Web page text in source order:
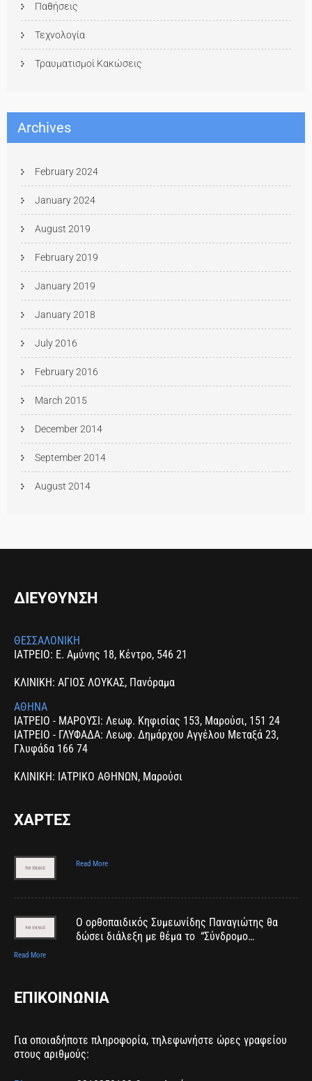
Παθήσεις
Τεχνολογία
Τραυματισμοί Κακώσεις
Archives
February 2024
January 2024
August 2019
February 2019
January 2019
January 2018
July 2016
February 2016
March 2015
December 2014
September 2014
August 2014
ΔΙΕΥΘΥΝΣΗ
ΘΕΣΣΑΛΟΝΙΚΗ
ΙΑΤΡΕΙΟ: Ε. Αμύνης 18, Κέντρο, 546 21
ΚΛΙΝΙΚΗ: ΑΓΙΟΣ ΛΟΥΚΑΣ, Πανόραμα
ΑΘΗΝΑ
ΙΑΤΡΕΙΟ - ΜΑΡΟΥΣΙ: Λεωφ. Κηφισίας 153, Μαρούσι, 151 24
ΙΑΤΡΕΙΟ - ΓΛΥΦΑΔΑ: Λεωφ. Δημάρχου Αγγέλου Μεταξά 23,
Γλυφάδα 166 74
ΚΛΙΝΙΚΗ: ΙΑΤΡΙΚΟ ΑΘΗΝΩΝ, Μαρούσι
ΧΑΡΤΕΣ
Read More
Ο ορθοπαιδικός Συμεωνίδης Παναγιώτης θα
δώσει διάλεξη με θέμα το “Σύνδρομο…
Read More
ΕΠΙΚΟΙΝΩΝΙΑ
Για οποιαδήποτε πληροφορία, τηλεφωνήστε ώρες γραφείου
στους αριθμούς: